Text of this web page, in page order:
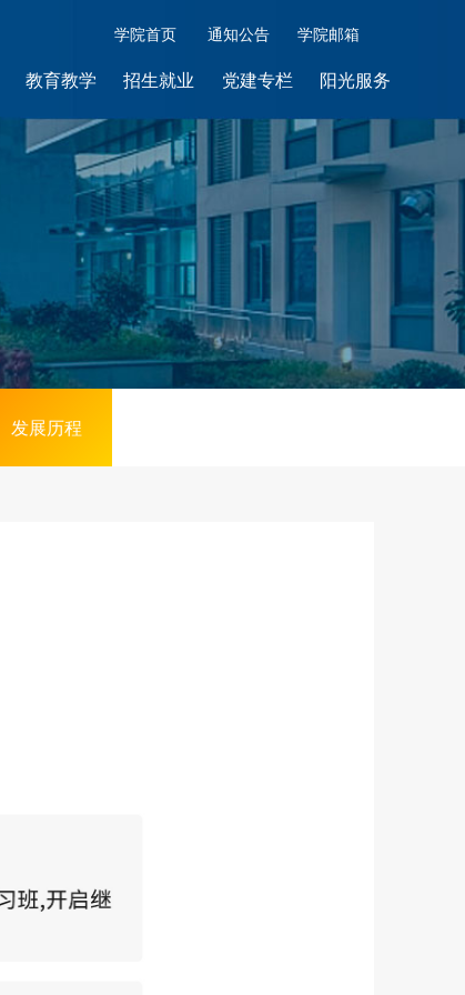
学院首页 通知公告 学院邮箱
教育教学 招生就业 党建专栏 阳光服务
发展历程